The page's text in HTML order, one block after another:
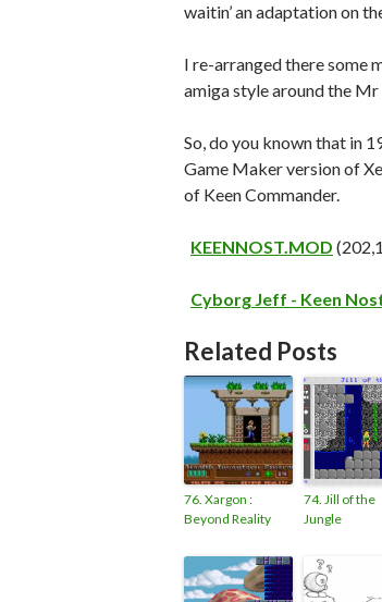
waitin’ an adaptation on
I re-arranged there some
amiga style around the Mr
So, do you known that in
Game Maker version of
of Keen Commander.
KEENNOST.MOD
Cyborg Jeff - Keen
Related Posts
76. Xargon :
Beyond Reality
74. Jill of the
Jungle